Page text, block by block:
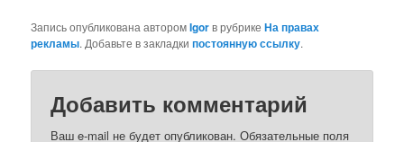
Запись опубликована авторомIgorв рубрикеНа правах
рекламы. Добавьте в закладкипостоянную ссылку.
Добавить комментарий
Ваш e-mail не будет опубликован. Обязательные поля